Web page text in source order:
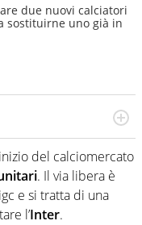
due nuovi calciatori
sostituirne uno già in
per vivere ogni evento
smisurata per il
è una cosa
del calciomercato
. Il via libera è
e si tratta di una
l’Inter.